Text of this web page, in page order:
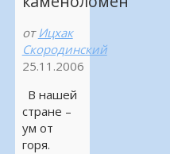
от Ицхак
Скородинский
25.11.2006
В нашей
стране –
ум от
горя.